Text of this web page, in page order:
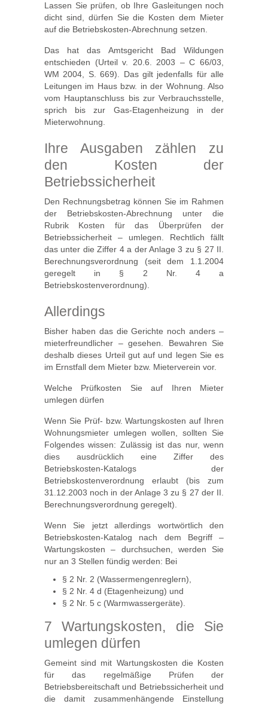
Lassen Sie prüfen, ob Ihre Gasleitungen noch
dicht sind, dürfen Sie die Kosten dem Mieter
auf die Betriebskosten-Abrechnung setzen.
Das hat das Amtsgericht Bad Wildungen
entschieden (Urteil v. 20.6. 2003 – C 66/03,
WM 2004, S. 669). Das gilt jedenfalls für alle
Leitungen im Haus bzw. in der Wohnung. Also
vom Hauptanschluss bis zur Verbrauchsstelle,
sprich bis zur Gas-Etagenheizung in der
Mieterwohnung.
Ihre Ausgaben zählen zu
den Kosten der
Betriebssicherheit
Den Rechnungsbetrag können Sie im Rahmen
der Betriebskosten-Abrechnung unter die
Rubrik Kosten für das Überprüfen der
Betriebssicherheit – umlegen. Rechtlich fällt
das unter die Ziffer 4 a der Anlage 3 zu § 27 II.
Berechnungsverordnung (seit dem 1.1.2004
geregelt in § 2 Nr. 4 a
Betriebskostenverordnung).
Allerdings
Bisher haben das die Gerichte noch anders –
mieterfreundlicher – gesehen. Bewahren Sie
deshalb dieses Urteil gut auf und legen Sie es
im Ernstfall dem Mieter bzw. Mieterverein vor.
Welche Prüfkosten Sie auf Ihren Mieter
umlegen dürfen
Wenn Sie Prüf- bzw. Wartungskosten auf Ihren
Wohnungsmieter umlegen wollen, sollten Sie
Folgendes wissen: Zulässig ist das nur, wenn
dies ausdrücklich eine Ziffer des
Betriebskosten-Katalogs der
Betriebskostenverordnung erlaubt (bis zum
31.12.2003 noch in der Anlage 3 zu § 27 der II.
Berechnungsverordnung geregelt).
Wenn Sie jetzt allerdings wortwörtlich den
Betriebskosten-Katalog nach dem Begriff –
Wartungskosten – durchsuchen, werden Sie
nur an 3 Stellen fündig werden: Bei
§ 2 Nr. 2 (Wassermengenreglern),
§ 2 Nr. 4 d (Etagenheizung) und
§ 2 Nr. 5 c (Warmwassergeräte).
7 Wartungskosten, die Sie
umlegen dürfen
Gemeint sind mit Wartungskosten die Kosten
für das regelmäßige Prüfen der
Betriebsbereitschaft und Betriebssicherheit und
die damit zusammenhängende Einstellung